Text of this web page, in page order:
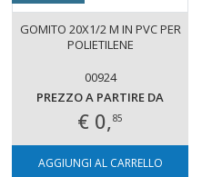
GOMITO 20X1/2 M IN PVC PER
POLIETILENE
00924
PREZZO A PARTIRE DA
€ 0,85
AGGIUNGI AL CARRELLO